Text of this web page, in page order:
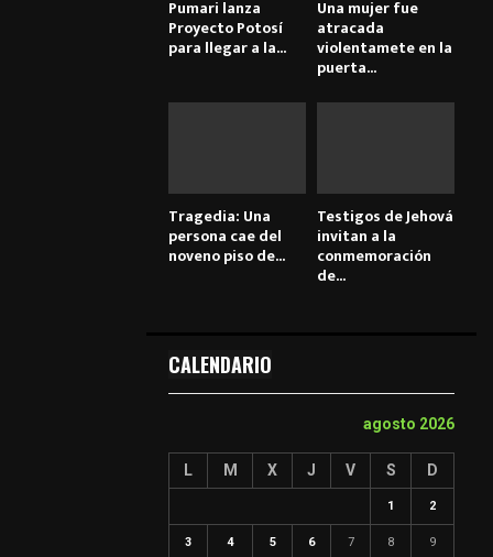
Pumari lanza
Proyecto Potosí
para llegar a la...
Una mujer fue
atracada
violentamete en la
puerta...
Tragedia: Una
persona cae del
noveno piso de...
Testigos de Jehová
invitan a la
conmemoración
de...
CALENDARIO
agosto 2026
L M X J V S D
1 2
3 4 5 6 7 8 9